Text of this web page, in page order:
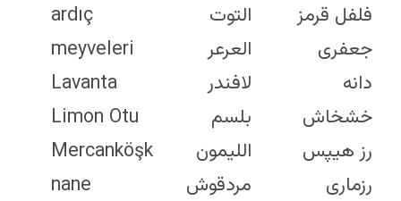
Juniper
Berries
Lavender
Lemon
Marjoram
Mohn
Hagebutten
Rosmarin
Salbei
Sesamsamen
ardıç
meyveleri
Lavanta
Limon Otu
nane